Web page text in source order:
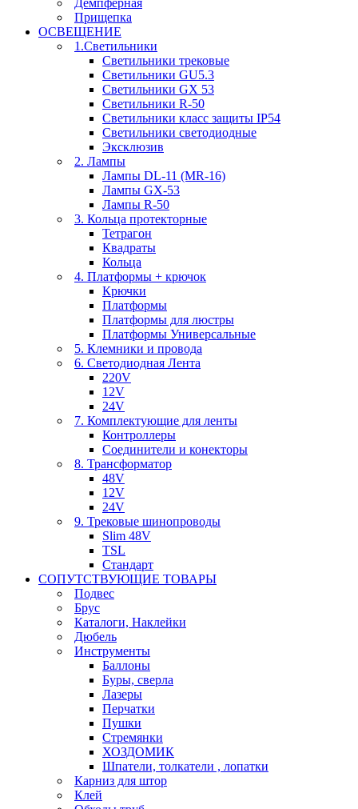
Демпферная
Прищепка
ОСВЕЩЕНИЕ
1.Светильники
Светильники трековые
Светильники GU5.3
Светильники GX 53
Светильники R-50
Светильники класс защиты IP54
Светильники светодиодные
Эксклюзив
2. Лампы
Лампы DL-11 (MR-16)
Лампы GX-53
Лампы R-50
3. Кольца протекторные
Тетрагон
Квадраты
Кольца
4. Платформы + крючок
Крючки
Платформы
Платформы для люстры
Платформы Универсальные
5. Клемники и провода
6. Светодиодная Лента
220V
12V
24V
7. Комплектующие для ленты
Контроллеры
Соединители и конекторы
8. Трансформатор
48V
12V
24V
9. Трековые шинопроводы
Slim 48V
TSL
Стандарт
СОПУТСТВУЮЩИЕ ТОВАРЫ
Подвес
Брус
Каталоги, Наклейки
Дюбель
Инструменты
Баллоны
Буры, сверла
Лазеры
Перчатки
Пушки
Стремянки
ХОЗДОМИК
Шпатели, толкатели , лопатки
Карниз для штор
Клей